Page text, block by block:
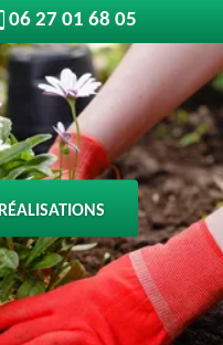
06 27 01 68 05
RÉALISATIONS